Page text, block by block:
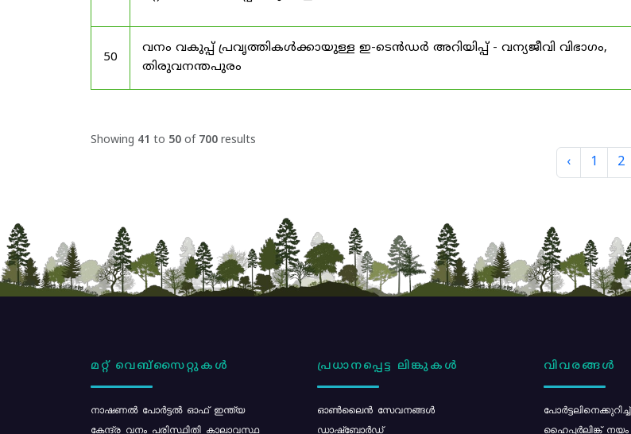
50
വനം വകുപ്പ് പ്രവൃത്തികൾക്കായുള്ള ഇ-ടെൻഡർ അറിയിപ്പ് - വന്യജീവി വിഭാഗം,
തിരുവനന്തപുരം
Showing 41 to 50 of 700 results
‹ 1 2
മറ്റ് വെബ്സൈറ്റുകൾ
നാഷണൽ പോർട്ടൽ ഓഫ് ഇന്ത്യ
കേന്ദ്ര വനം പരിസ്ഥിതി കാലാവസ്ഥ
പ്രധാനപ്പെട്ട ലിങ്കുകൾ
ഓൺലൈൻ സേവനങ്ങൾ
ഡാഷ്ബോർഡ്
വിവരങ്ങൾ
പോര്‍ട്ടലിനെക്കുറിച്ച്
ഹൈപ്പർലിങ്ക് നയം